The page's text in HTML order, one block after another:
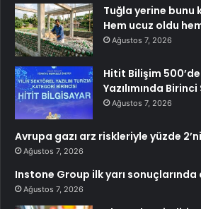
Tuğla yerine bunu
Hem ucuz oldu
Ağustos 7, 2026
Hitit Bilişim
Yazılımında Birinci
Ağustos 7, 2026
Avrupa gazı arz riskleriyle yüzde
Ağustos 7, 2026
Instone Group ilk yarı
Ağustos 7, 2026